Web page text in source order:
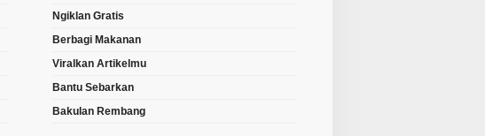
Ngiklan Gratis
Berbagi Makanan
Viralkan Artikelmu
Bantu Sebarkan
Bakulan Rembang